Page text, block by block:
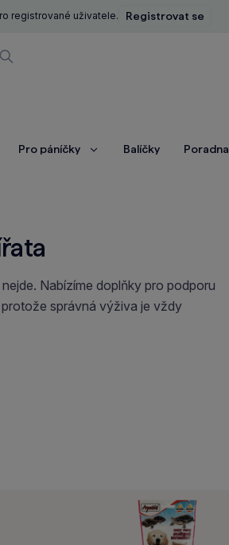
registrované uživatele. Registrovat se
Vyhledávat
Pro páníčky
ZobrazitBalíčky Poradna
Nabízíme doplňky pro podporu
správná výživa je vždy